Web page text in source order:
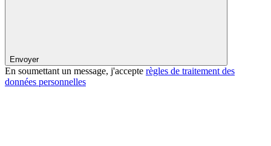
Envoyer
En soumettant un message, j'accepte règles de traitement des
données personnelles